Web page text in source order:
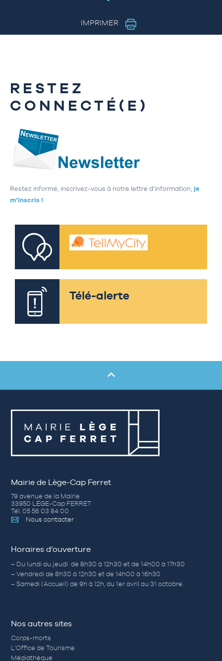
IMPRIMER
RESTEZ
CONNECTÉ(E)
Restez informé, inscrivez-vous à notre lettre d’information, je
m’inscris !
Télé-alerte
Mairie de Lège-Cap Ferret
79 avenue de la Mairie
33950 LÈGE-Cap FERRET
Tél. 05 56 03 84 00
Nous contacter
Horaires d’ouverture
– Du lundi au jeudi de 8h30 à 12h30 et de 14h00 à 17h30
– Vendredi de 8h30 à 12h30 et de 14h00 à 16h30
– Samedi (Accueil) de 9h à 12h, du 1er avril au 31 octobre.
Nos autres sites
Corps-morts
L’Office de Tourisme
Médiathèque